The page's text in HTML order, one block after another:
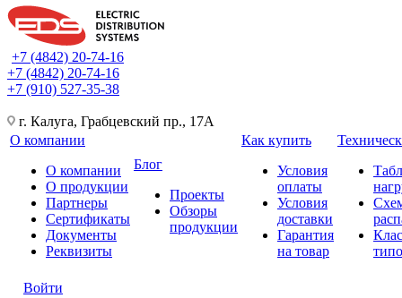
+7 (4842) 20-74-16
+7 (4842) 20-74-16
+7 (910) 527-35-38
г. Калуга, Грабцевский пр., 17А
О компании
О компании
О продукции
Партнеры
Сертификаты
Документы
Реквизиты
Блог
Проекты
Обзоры
продукции
Как купить
Условия
оплаты
Условия
доставки
Гарантия
на товар
Войти